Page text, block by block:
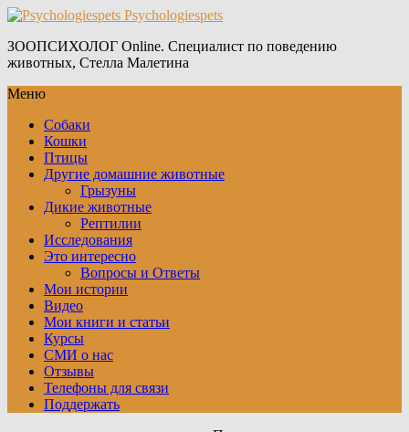
Psychologiespets
ЗООПСИХОЛОГ Online. Специалист по поведению
животных, Стелла Малетина
Меню
Собаки
Кошки
Птицы
Другие домашние животные
Грызуны
Дикие животные
Рептилии
Исследования
Это интересно
Вопросы и Ответы
Мои истории
Видео
Мои книги и статьи
Курсы
СМИ о нас
Отзывы
Телефоны для связи
Поддержать